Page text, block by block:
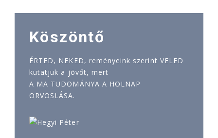
Köszöntő
ÉRTED, NEKED, reményeink szerint VELED
kutatjuk a jövőt, mert
A MA TUDOMÁNYA A HOLNAP
ORVOSLÁSA.